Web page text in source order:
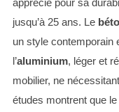
apprécié pour sa
jusqu’à 25 ans. Le
un style contemporain
l’aluminium, léger et
mobilier, ne
études montrent que